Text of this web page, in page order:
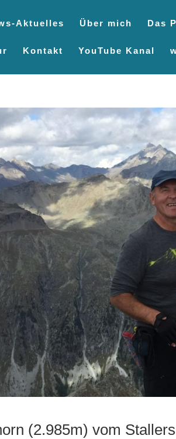
Aktuelles Über mich Das
Kontakt YouTube Kanal
(2.985m) vom